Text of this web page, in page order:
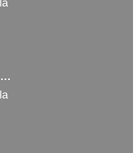
Jour de merde (2023)